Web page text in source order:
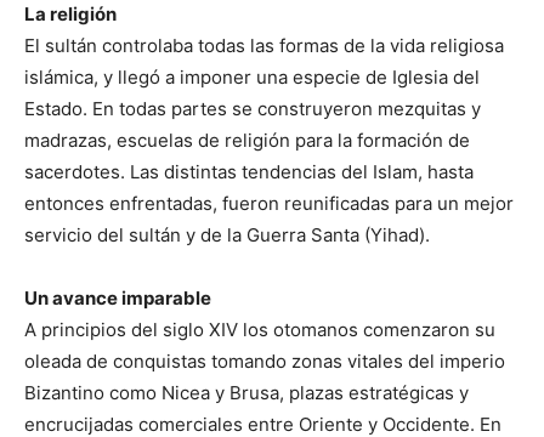
La religión
El sultán controlaba todas las formas de la vida religiosa
islámica, y llegó a imponer una especie de Iglesia del
Estado. En todas partes se construyeron mezquitas y
madrazas, escuelas de religión para la formación de
sacerdotes. Las distintas tendencias del Islam, hasta
entonces enfrentadas, fueron reunificadas para un mejor
servicio del sultán y de la Guerra Santa (Yihad).
Un avance imparable
A principios del siglo XIV los otomanos comenzaron su
oleada de conquistas tomando zonas vitales del imperio
Bizantino como Nicea y Brusa, plazas estratégicas y
encrucijadas comerciales entre Oriente y Occidente. En